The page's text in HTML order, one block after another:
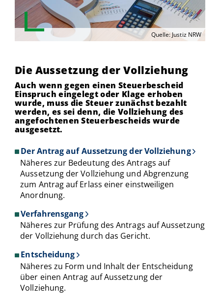
Quelle: Justiz NRW
Die Aussetzung der Vollziehung
Auch wenn gegen einen Steuerbescheid
Einspruch eingelegt oder Klage erhoben
wurde, muss die Steuer zunächst bezahlt
werden, es sei denn, die Vollziehung des
angefochtenen Steuerbescheids wurde
ausgesetzt.
Der Antrag auf Aussetzung der Vollziehung
Näheres zur Bedeutung des Antrags auf
Aussetzung der Vollziehung und Abgrenzung
zum Antrag auf Erlass einer einstweiligen
Anordnung.
Verfahrensgang
Näheres zur Prüfung des Antrags auf Aussetzung
der Vollziehung durch das Gericht.
Entscheidung
Näheres zu Form und Inhalt der Entscheidung
über einen Antrag auf Aussetzung der
Vollziehung.